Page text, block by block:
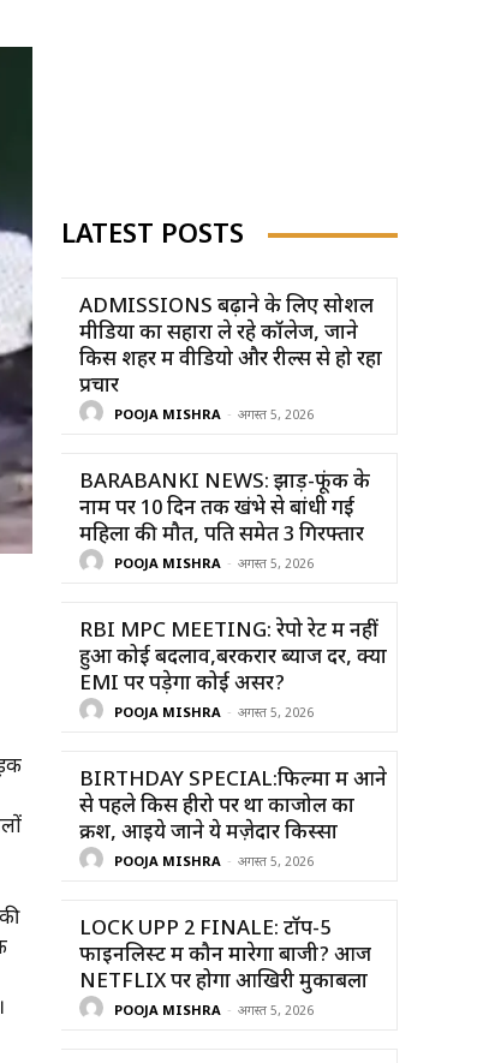
LATEST POSTS
ADMISSIONS बढ़ाने के लिए सोशल
मीडिया का सहारा ले रहे कॉलेज, जाने
किस शहर में वीडियो और रील्स से हो रहा
प्रचार
POOJA MISHRA - अगस्त 5, 2026
BARABANKI NEWS: झाड़-फूंक के
नाम पर 10 दिन तक खंभे से बांधी गई
महिला की मौत, पति समेत 3 गिरफ्तार
POOJA MISHRA - अगस्त 5, 2026
RBI MPC MEETING: रेपो रेट में नहीं
हुआ कोई बदलाव,बरकरार ब्याज दर, क्या
EMI पर पड़ेगा कोई असर?
POOJA MISHRA - अगस्त 5, 2026
BIRTHDAY SPECIAL:फिल्मों में आने
से पहले किस हीरो पर था काजोल का
क्रश, आइये जाने ये मज़ेदार किस्सा
POOJA MISHRA - अगस्त 5, 2026
LOCK UPP 2 FINALE: टॉप-5
फाइनलिस्ट में कौन मारेगा बाजी? आज
NETFLIX पर होगा आखिरी मुकाबला
POOJA MISHRA - अगस्त 5, 2026